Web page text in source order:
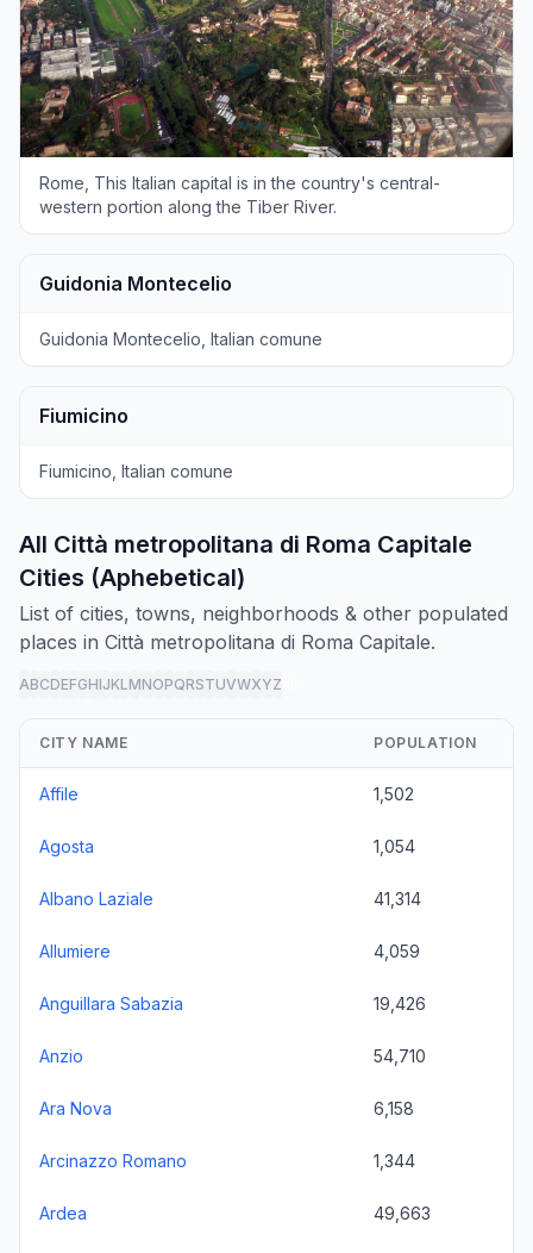
Rome, This Italian capital is in the country's central-
western portion along the Tiber River.
Guidonia Montecelio
Guidonia Montecelio, Italian comune
Fiumicino
Fiumicino, Italian comune
All Città metropolitana di Roma Capitale
Cities (Aphebetical)
List of cities, towns, neighborhoods & other populated
places in Città metropolitana di Roma Capitale.
ABCDEFGHIJKL MNOPQRSTUVWXYZ
CITY NAME POPULATION
Affile 1,502
Agosta 1,054
Albano Laziale 41,314
Allumiere 4,059
Anguillara Sabazia 19,426
Anzio 54,710
Ara Nova 6,158
Arcinazzo Romano 1,344
Ardea 49,663